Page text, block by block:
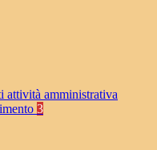
attività amministrativa
3